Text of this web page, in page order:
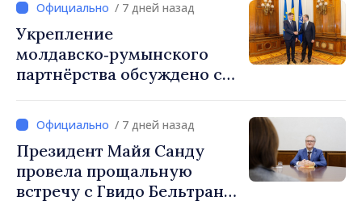
/ 7 дней назад
Укрепление
молдавско‑румынского
партнёрства обсуждено с
Румынии
/ 7 дней назад
Президент Майя Санду
провела прощальную
встречу с Гвидо Бельтрани,